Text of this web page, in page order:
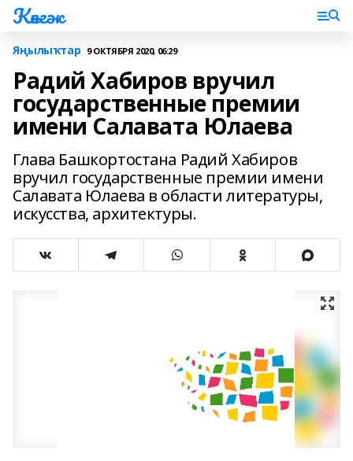
Көнгәк
Яңылыҡтар 9 ОКТЯБРЯ 2020, 06:29
Радий Хабиров вручил
государственные премии
имени Салавата Юлаева
Глава Башкортостана Радий Хабиров
вручил государственные премии имени
Салавата Юлаева в области литературы,
искусства, архитектуры.